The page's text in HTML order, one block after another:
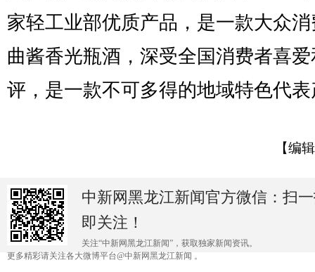
家轻工业部优质产品，是一款大众
曲酱香光瓶酒，深受全国消费者喜
评，是一款不可多得的地域特色代
【编
中新网黑龙江新闻官方微信：扫
即关注！
关注“中新网黑龙江新闻”，获取独家新闻资讯。
更多精彩请关注各大微博平台@中新网黑龙江新闻 。